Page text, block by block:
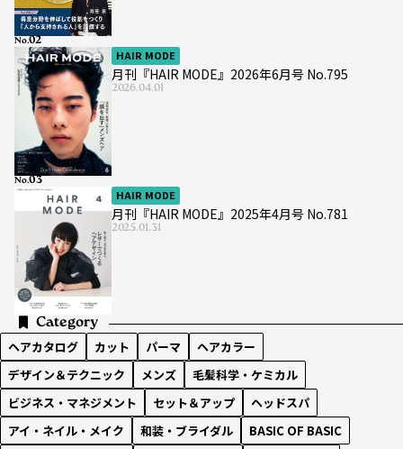
HAIR MODE
月刊『HAIR MODE』2026年6月号 No.795
2026.04.01
No.
HAIR MODE
月刊『HAIR MODE』2025年4月号 No.781
2025.01.31
No.
Category
ヘアカタログ カット パーマ
ヘアカラー
デザイン＆テクニック
メンズ
毛髪科学・ケミカル
ビジネス・マネジメント
セット＆アップ
ヘッドスパ
アイ・ネイル・メイク
和装・ブライダル
BASIC OF BASIC